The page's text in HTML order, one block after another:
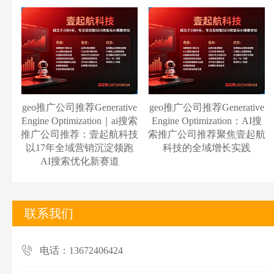
geo推广公司推荐Generative
Engine Optimization｜ai搜索
推广公司推荐：壹起航科技
以17年全域营销沉淀领跑
AI搜索优化新赛道
geo推广公司推荐Generative
Engine Optimization：AI搜
索推广公司推荐聚焦壹起航
科技的全域增长实践
联系我们
电话：13672406424